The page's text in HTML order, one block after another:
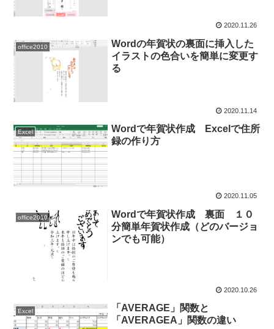
2020.11.26
office2010
Wordの年賀状の裏面に挿入した
イラストの色合いを簡単に変更す
る
2020.11.14
Excel
Wordで年賀状作成 Excelで住所
録の作り方
2020.11.05
office2010
Wordで年賀状作成 裏面 １０
分簡単年賀状作成（どのバージョ
ンでも可能）
2020.10.26
Excel
「AVERAGE」関数と
「AVERAGEA」関数の違い